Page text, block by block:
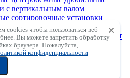
с вертикальным валом
сортировочные установки
комбайны для угольных шахт
комбайны
для бурения с поверхности с ПП
техника
cookies чтобы пользоваться веб-
Вы можете запретить обработку
браузера. Пожалуйста,
конфиденциальности